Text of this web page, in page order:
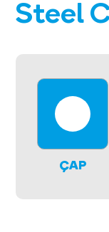
Steel
ÇAP